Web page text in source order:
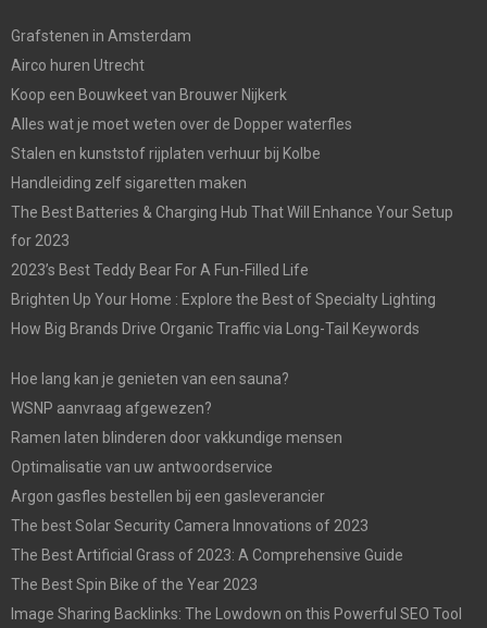
Grafstenen in Amsterdam
Airco huren Utrecht
Koop een Bouwkeet van Brouwer Nijkerk
Alles wat je moet weten over de Dopper waterfles
Stalen en kunststof rijplaten verhuur bij Kolbe
Handleiding zelf sigaretten maken
The Best Batteries & Charging Hub That Will Enhance Your Setup
for 2023
2023’s Best Teddy Bear For A Fun-Filled Life
Brighten Up Your Home : Explore the Best of Specialty Lighting
How Big Brands Drive Organic Traffic via Long-Tail Keywords
Hoe lang kan je genieten van een sauna?
WSNP aanvraag afgewezen?
Ramen laten blinderen door vakkundige mensen
Optimalisatie van uw antwoordservice
Argon gasfles bestellen bij een gasleverancier
The best Solar Security Camera Innovations of 2023
The Best Artificial Grass of 2023: A Comprehensive Guide
The Best Spin Bike of the Year 2023
Image Sharing Backlinks: The Lowdown on this Powerful SEO Tool